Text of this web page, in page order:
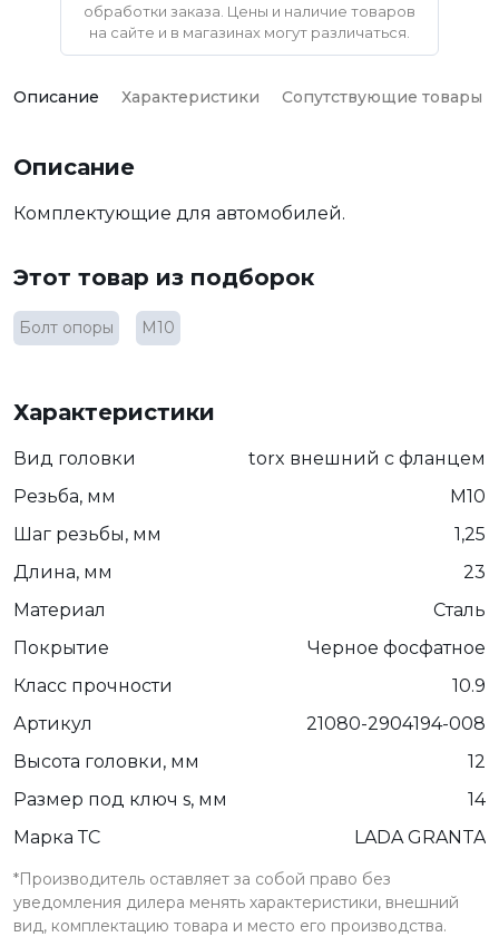
обработки заказа. Цены и наличие товаров
на сайте и в магазинах могут различаться.
Описание Характеристики Сопутствующие товары
Описание
Комплектующие для автомобилей.
Этот товар из подборок
Болт опоры М10
Характеристики
Вид головки
torx внешний с фланцем
Резьба, мм
М10
Шаг резьбы, мм
1,25
Длина, мм
23
Материал
Сталь
Покрытие
Черное фосфатное
Класс прочности
10.9
Артикул
21080-2904194-008
Высота головки, мм
12
Размер под ключ s, мм
14
Марка ТС
LADA GRANTA
*Производитель оставляет за собой право без
уведомления дилера менять характеристики, внешний
вид, комплектацию товара и место его производства.